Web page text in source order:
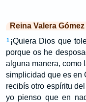
Reina Valera Gómez
1 ¡Quiera Dios que
porque os he
alguna manera, como
simplicidad que es en
recibís otro espíritu
yo pienso que en